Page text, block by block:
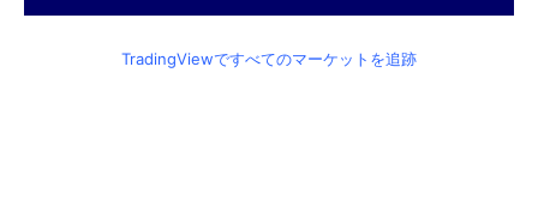
TradingViewですべてのマーケットを追跡